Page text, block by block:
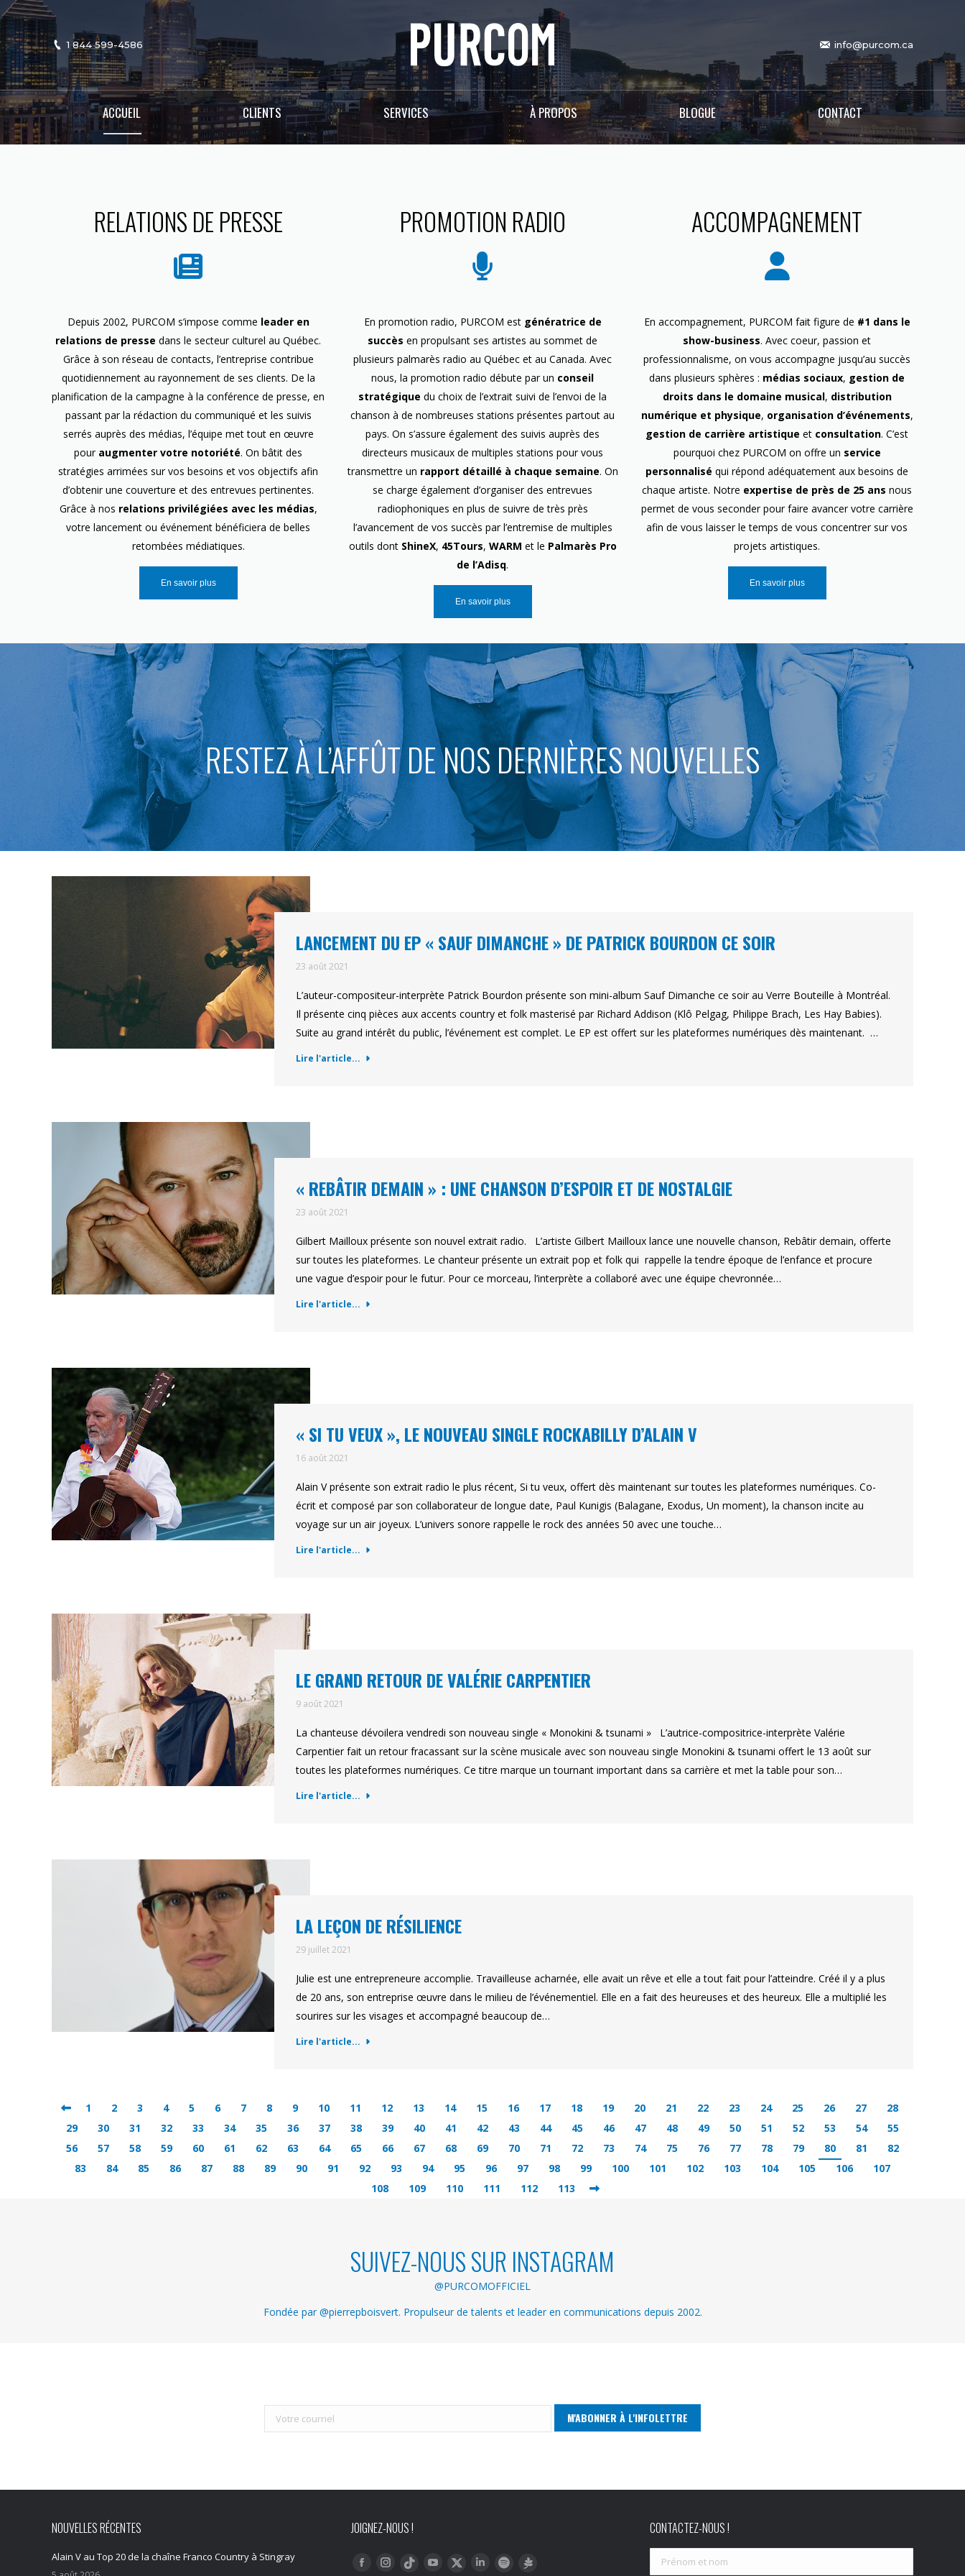
1 844 599-4586 info@purcom.ca
ACCUEIL CLIENTS SERVICES À PROPOS BLOGUE CONTACT
RELATIONS DE PRESSE
Depuis 2002, PURCOM s’impose comme leader en
relations de presse dans le secteur culturel au Québec.
Grâce à son réseau de contacts, l’entreprise contribue
quotidiennement au rayonnement de ses clients. De la
planification de la campagne à la conférence de presse, en
passant par la rédaction du communiqué et les suivis
serrés auprès des médias, l’équipe met tout en œuvre
pour augmenter votre notoriété. On bâtit des
stratégies arrimées sur vos besoins et vos objectifs afin
d’obtenir une couverture et des entrevues pertinentes.
Grâce à nos relations privilégiées avec les médias,
votre lancement ou événement bénéficiera de belles
retombées médiatiques.
En savoir plus
PROMOTION RADIO
En promotion radio, PURCOM est génératrice de
succès en propulsant ses artistes au sommet de
plusieurs palmarès radio au Québec et au Canada. Avec
nous, la promotion radio débute par un conseil
stratégique du choix de l’extrait suivi de l’envoi de la
chanson à de nombreuses stations présentes partout au
pays. On s’assure également des suivis auprès des
directeurs musicaux de multiples stations pour vous
transmettre un rapport détaillé à chaque semaine. On
se charge également d’organiser des entrevues
radiophoniques en plus de suivre de très près
l’avancement de vos succès par l’entremise de multiples
outils dont ShineX, 45Tours, WARM et le Palmarès Pro
de l’Adisq.
En savoir plus
ACCOMPAGNEMENT
En accompagnement, PURCOM fait figure de #1 dans le
show-business. Avec coeur, passion et
professionnalisme, on vous accompagne jusqu’au succès
dans plusieurs sphères : médias sociaux, gestion de
droits dans le domaine musical, distribution
numérique et physique, organisation d’événements,
gestion de carrière artistique et consultation. C’est
pourquoi chez PURCOM on offre un service
personnalisé qui répond adéquatement aux besoins de
chaque artiste. Notre expertise de près de 25 ans nous
permet de vous seconder pour faire avancer votre carrière
afin de vous laisser le temps de vous concentrer sur vos
projets artistiques.
En savoir plus
RESTEZ À L’AFFÛT DE NOS DERNIÈRES NOUVELLES
LANCEMENT DU EP « SAUF DIMANCHE » DE PATRICK BOURDON CE SOIR
23 août 2021
L’auteur-compositeur-interprète Patrick Bourdon présente son mini-album Sauf Dimanche ce soir au Verre Bouteille à Montréal.
Il présente cinq pièces aux accents country et folk masterisé par Richard Addison (Klô Pelgag, Philippe Brach, Les Hay Babies).
Suite au grand intérêt du public, l’événement est complet. Le EP est offert sur les plateformes numériques dès maintenant. …
Lire l'article...
« REBÂTIR DEMAIN » : UNE CHANSON D’ESPOIR ET DE NOSTALGIE
23 août 2021
Gilbert Mailloux présente son nouvel extrait radio. L’artiste Gilbert Mailloux lance une nouvelle chanson, Rebâtir demain, offerte
sur toutes les plateformes. Le chanteur présente un extrait pop et folk qui rappelle la tendre époque de l’enfance et procure
une vague d’espoir pour le futur. Pour ce morceau, l’interprète a collaboré avec une équipe chevronnée…
Lire l'article...
« SI TU VEUX », LE NOUVEAU SINGLE ROCKABILLY D’ALAIN V
16 août 2021
Alain V présente son extrait radio le plus récent, Si tu veux, offert dès maintenant sur toutes les plateformes numériques. Co-
écrit et composé par son collaborateur de longue date, Paul Kunigis (Balagane, Exodus, Un moment), la chanson incite au
voyage sur un air joyeux. L’univers sonore rappelle le rock des années 50 avec une touche…
Lire l'article...
LE GRAND RETOUR DE VALÉRIE CARPENTIER
9 août 2021
La chanteuse dévoilera vendredi son nouveau single « Monokini & tsunami » L’autrice-compositrice-interprète Valérie
Carpentier fait un retour fracassant sur la scène musicale avec son nouveau single Monokini & tsunami offert le 13 août sur
toutes les plateformes numériques. Ce titre marque un tournant important dans sa carrière et met la table pour son…
Lire l'article...
LA LEÇON DE RÉSILIENCE
29 juillet 2021
Julie est une entrepreneure accomplie. Travailleuse acharnée, elle avait un rêve et elle a tout fait pour l’atteindre. Créé il y a plus
de 20 ans, son entreprise œuvre dans le milieu de l’événementiel. Elle en a fait des heureuses et des heureux. Elle a multiplié les
sourires sur les visages et accompagné beaucoup de…
Lire l'article...
1 2 3 4 5 6 7 8 9 10 11 12 13 14 15 16 17 18 19 20 21 22 23 24 25 26 27
28
29
30 31 32 33 34 35 36 37 38 39 40 41 42 43 44 45 46 47 48 49 50 51 52 53 54
55
56
57 58 59 60 61 62 63 64 65 66 67 68 69 70 71 72 73 74 75 76 77 78 79 80 81
82
83
84 85 86 87 88 89 90 91 92 93 94 95 96 97 98 99 100 101 102 103 104 105 106
107
108
109 110 111 112 113
SUIVEZ-NOUS SUR INSTAGRAM
@PURCOMOFFICIEL
Fondée par @pierrepboisvert. Propulseur de talents et leader en communications depuis 2002.
NOUVELLES RÉCENTES
Alain V au Top 20 de la chaîne Franco Country à Stingray
JOIGNEZ-NOUS !
Trouvez nous sur :
FacebookInstagram
Tiktok YouTubeTwitter LinkedInSpotify
CONTACTEZ-NOUS !